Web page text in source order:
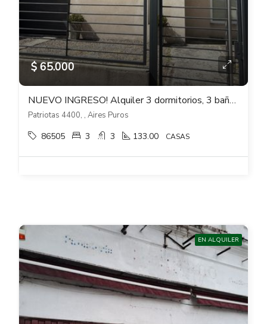
$ 65.000
NUEVO INGRESO! Alquiler 3 dormitorios, 3 baños barbacoa y cochera en Aires Puros
Patriotas 4400, , Aires Puros
86505 3 3 133.00 CASAS
EN ALQUILER